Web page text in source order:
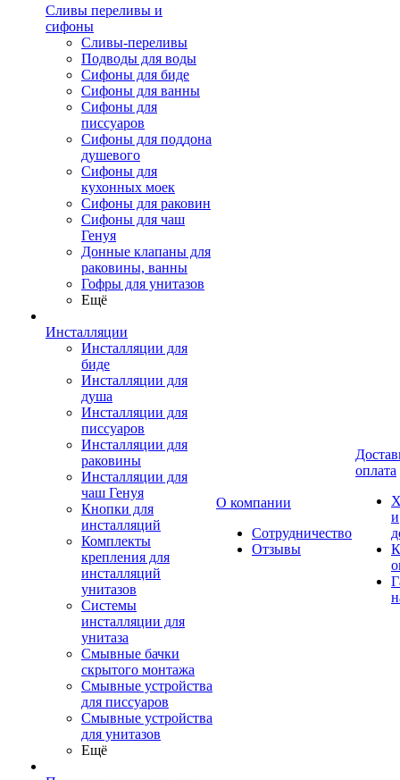
Сливы переливы и
сифоны
Сливы-переливы
Подводы для воды
Сифоны для биде
Сифоны для ванны
Сифоны для
писсуаров
Сифоны для поддона
душевого
Сифоны для
кухонных моек
Сифоны для раковин
Сифоны для чаш
Генуя
Донные клапаны для
раковины, ванны
Гофры для унитазов
Ещё
Инсталляции
Инсталляции для
биде
Инсталляции для
душа
Инсталляции для
писсуаров
Инсталляции для
раковины
Инсталляции для
чаш Генуя
Кнопки для
инсталляций
Комплекты
крепления для
инсталляций
унитазов
Системы
инсталляции для
унитаза
Смывные бачки
скрытого монтажа
Смывные устройства
для писсуаров
Смывные устройства
для унитазов
Ещё
О компании
Сотрудничество
Отзывы
оплата
и